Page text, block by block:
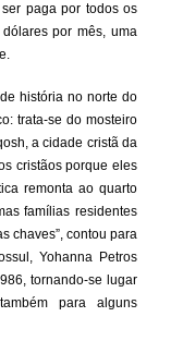
paga por todos os
por mês, uma
história no norte do
trata-se do mosteiro
a cidade cristã da
cristãos porque eles
remonta ao quarto
famílias residentes
chaves”, contou para
Yohanna Petros
tornando-se lugar
para alguns